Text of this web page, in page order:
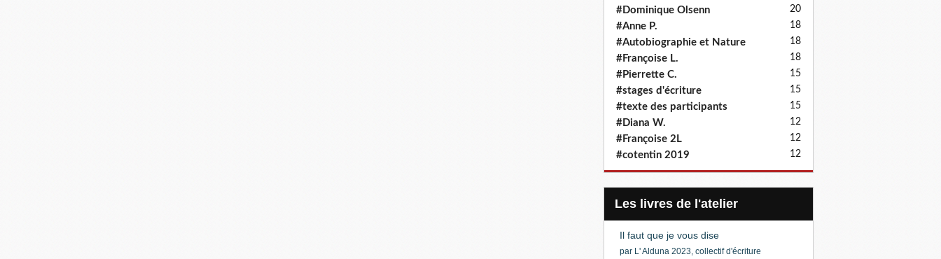
#Dominique Olsenn 20
#Anne P. 18
#Autobiographie et Nature 18
#Françoise L. 18
#Pierrette C. 15
#stages d'écriture 15
#texte des participants 15
#Diana W. 12
#Françoise 2L 12
#cotentin 2019 12
Les livres de l'atelier
Il faut que je vous dise
par L' Alduna 2023, collectif d'écriture